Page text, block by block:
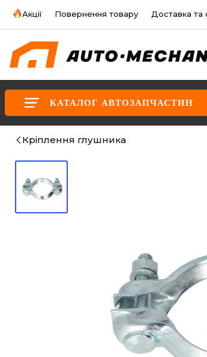
Акції Повернення товару Доставка та
КАТАЛОГ АВТОЗАПЧАСТИН
Кріплення глушника